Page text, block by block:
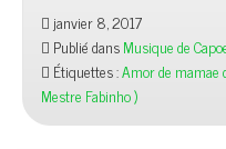
janvier 8, 2017
Publié dansMusique de
Étiquettes :Amor de mamae
Mestre Fabinho )